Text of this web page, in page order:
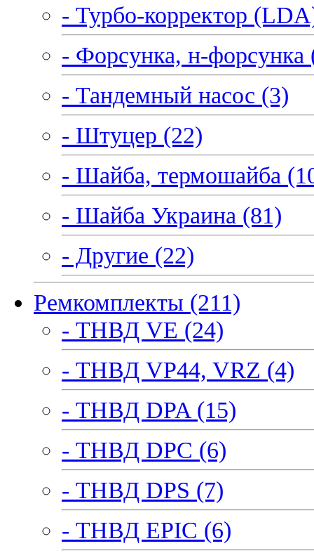
- Турбо-корректор
- Форсунка, н-форсунка
- Тандемный насос (3)
- Штуцер (22)
- Шайба, термошайба
- Шайба Украина (81)
- Другие (22)
Ремкомплекты (211)
- ТНВД VE (24)
- ТНВД VP44, VRZ (4)
- ТНВД DPA (15)
- ТНВД DPC (6)
- ТНВД DPS (7)
- ТНВД EPIC (6)